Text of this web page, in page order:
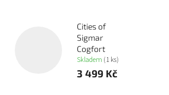
Cities of
Sigmar
Cogfort
Skladem (1 ks)
3 499 Kč